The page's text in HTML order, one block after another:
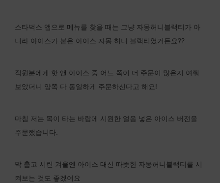
스타벅스 앱으로 메뉴를 찾을 때는 그냥 자몽허니블랙티가 아
니라 아이스가 붙은 아이스 자몽 허니 블랙티였거든요??
직원분에게 핫 앤 아이스 중 어느 쪽이 더 주문이 많은지 여쭤
보았더니 양쪽 다 동일하게 주문하신다고 해요!
마침 저는 목이 타는 바람에 시원한 얼음 넣은 아이스 버전을
주문했습니다.
막 춥고 시린 겨울엔 아이스 대신 따뜻한 자몽허니블랙티를 시
켜보는 것도 좋겠어요